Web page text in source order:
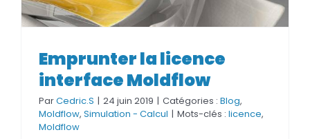
Emprunter la licence interface
Moldflow
Emprunter la licence
interface Moldflow
ParCedric.S | 24 juin 2019 | Catégories : Blog,
Moldflow, Simulation - Calcul | Mots-clés : licence,
Moldflow